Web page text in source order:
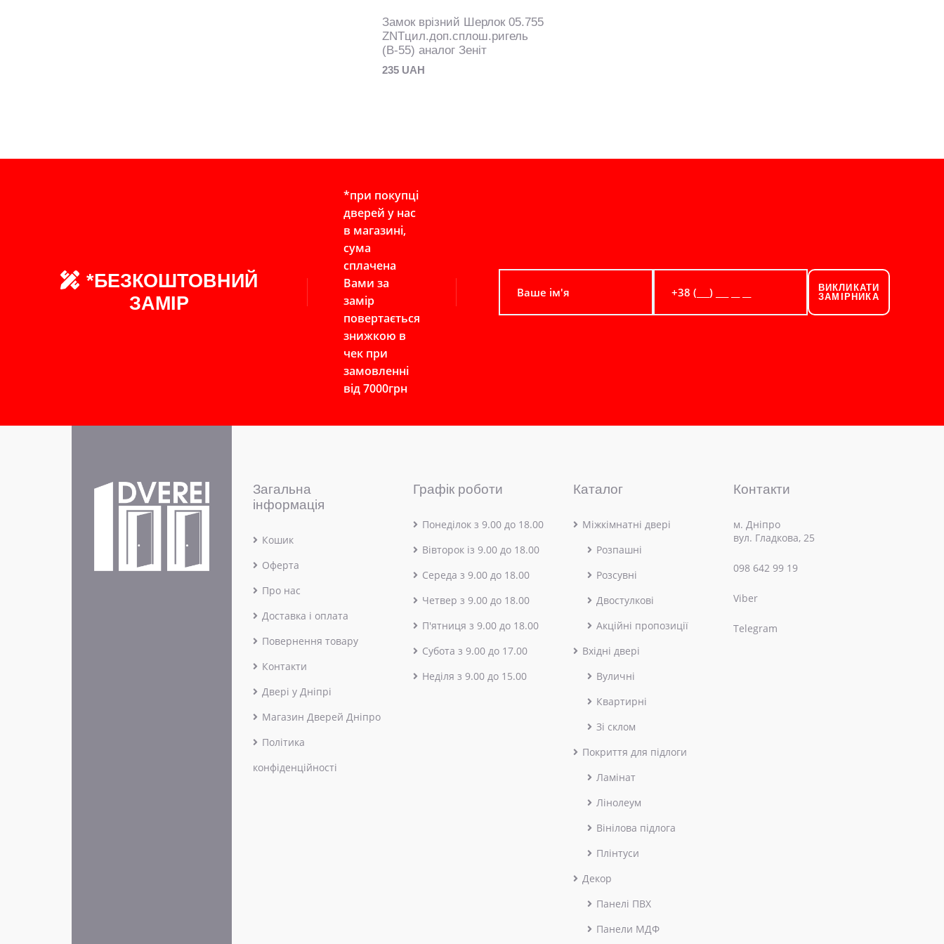
Замок врізний Шерлок 05.755
ZNTцил.доп.сплош.ригель
(В-55) аналог Зеніт
235 UAH
*БЕЗКОШТОВНИЙ
ЗАМІР
*при покупці
дверей у нас
в магазині,
сума
сплачена
Вами за
замір
повертається
знижкою в
чек при
замовленні
від 7000грн
ВИКЛИКАТИ
ЗАМІРНИКА
Загальна
інформація
Кошик
Оферта
Про нас
Доставка і оплата
Повернення товару
Контакти
Двері у Дніпрі
Магазин Дверей Дніпро
Політика
конфіденційності
Графік роботи
Понеділок з 9.00 до 18.00
Вівторок із 9.00 до 18.00
Середа з 9.00 до 18.00
Четвер з 9.00 до 18.00
П'ятниця з 9.00 до 18.00
Субота з 9.00 до 17.00
Неділя з 9.00 до 15.00
Каталог
Міжкімнатні двері
Розпашні
Розсувні
Двостулкові
Акційні пропозиції
Вхідні двері
Вуличні
Квартирні
Зі склом
Покриття для підлоги
Ламінат
Лінолеум
Вінілова підлога
Плінтуси
Декор
Панелі ПВХ
Панели МДФ
Контакти
м. Дніпро
вул. Гладкова, 25
098 642 99 19
Viber
Telegram